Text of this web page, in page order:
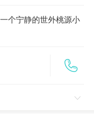
个宁静的世外桃源小

